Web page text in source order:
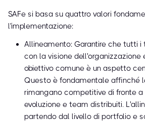
SAFe si basa su quattro valori
l'implementazione:
Allineamento: Garantire che tutti i
con la visione dell'organizzazione
obiettivo comune è un aspetto
Questo è fondamentale affinché
rimangano competitive di fronte a
evoluzione e team distribuiti.
partendo dal livello di portfolio e